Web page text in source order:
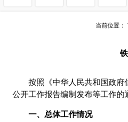
当前位置：
按照《中华人民共和国政府信
公开工作报告编制发布等工作的
一、总体工作情况